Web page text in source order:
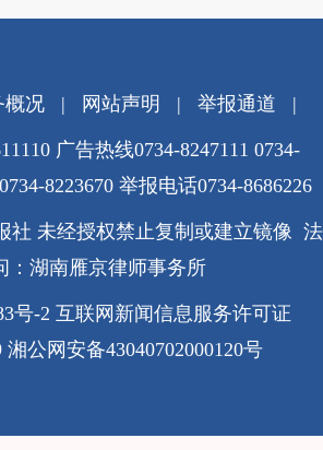
概况| 网站声明 | 举报通道 |
广告热线0734-8247111 0734-
8223670 举报电话0734-8686226
社 未经授权禁止复制或建立镜像 法
：湖南雁京律师事务所
号-2 互联网新闻信息服务许可证
湘公网安备43040702000120号